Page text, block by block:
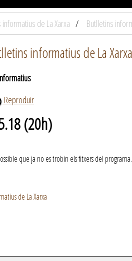
de La Xarxa Butlletins
informatius de La Xarxa
Reproduir
(20h)
que ja no es trobin els fitxers del programa.
de La Xarxa